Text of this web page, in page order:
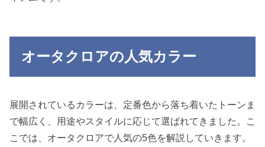
オータクロアの人気カラー
展開されているカラーは、定番色から落ち着いたトーンま
で幅広く、用途やスタイルに応じて選ばれてきました。こ
こでは、オータクロアで人気の5色を解説していきます。